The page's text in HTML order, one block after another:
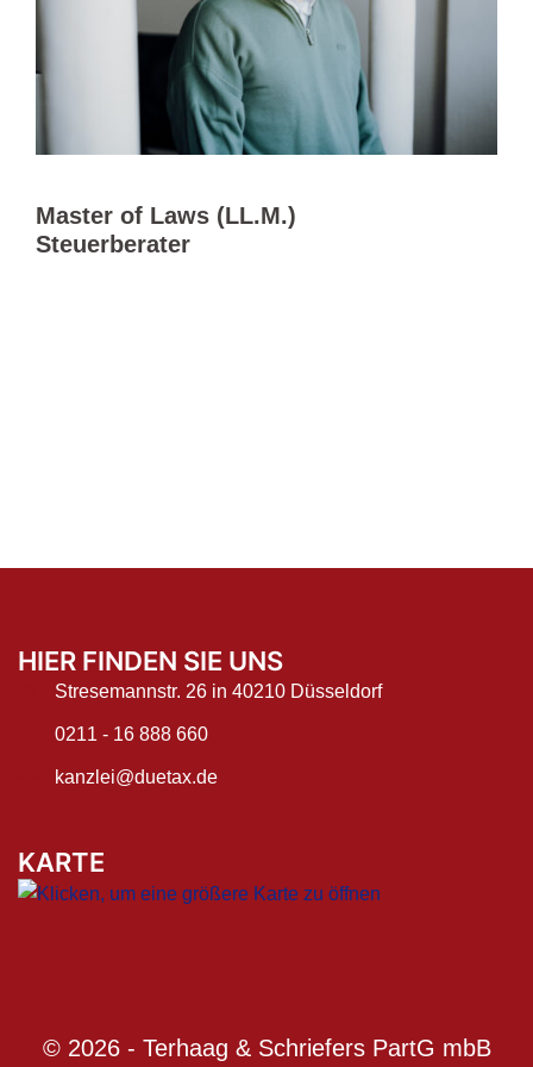
Master of Laws (LL.M.)
Steuerberater
HIER FINDEN SIE UNS
Stresemannstr. 26 in 40210 Düsseldorf
0211 - 16 888 660
kanzlei@duetax.de
KARTE
© 2026 - Terhaag & Schriefers PartG mbB